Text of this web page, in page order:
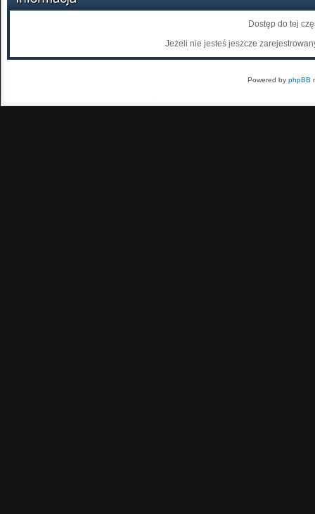
Dostęp do tej
Jeżeli nie jesteś jeszcze
Powered by phpBB